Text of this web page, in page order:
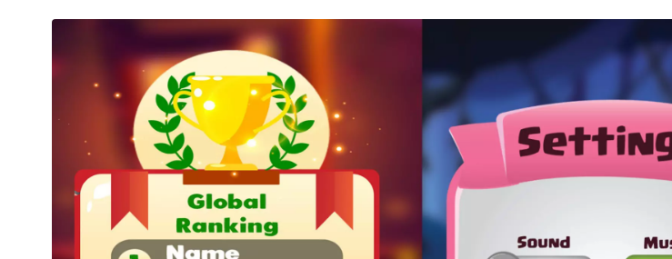
当前幻灯片：1 / 48